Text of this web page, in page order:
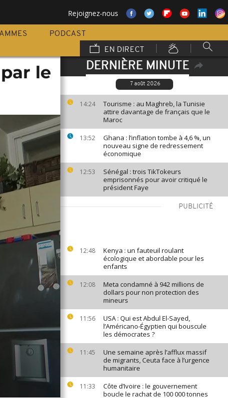
Rejoignez-nous
PODCAST
EN DIRECT
DERNIÈRE MINUTE
7 août 2026
14:24
Tourisme : au Maghreb, la Tunisie
attire davantage de français que le
Maroc
13:52
Ghana : l’inflation tombe à 4,6 %, un
nouveau signe de redressement
économique
12:53
Sénégal : trois TikTokeurs
emprisonnés pour avoir critiqué le
président Faye
PUBLICITÉ
12:48
Kenya : un fauteuil roulant
écologique et abordable pour les
enfants
12:08
Meta condamné à 942 millions de
dollars pour non protection des
mineurs
11:56
USA : Qui est Abdul El-Sayed,
l’Américano-Égyptien qui bouscule
les démocrates ?
11:45
Une semaine après l’afflux massif
de migrants, Ceuta face à l’urgence
humanitaire
11:33
Côte d’Ivoire : le gouvernement
boucle le rachat de 100 000 tonnes
le